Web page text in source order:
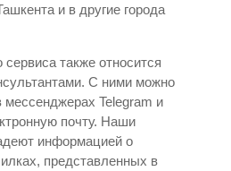
и в другие города
также относится
С ними можно
мессенджерах Telegram и
почту. Наши
информацией о
представленных в